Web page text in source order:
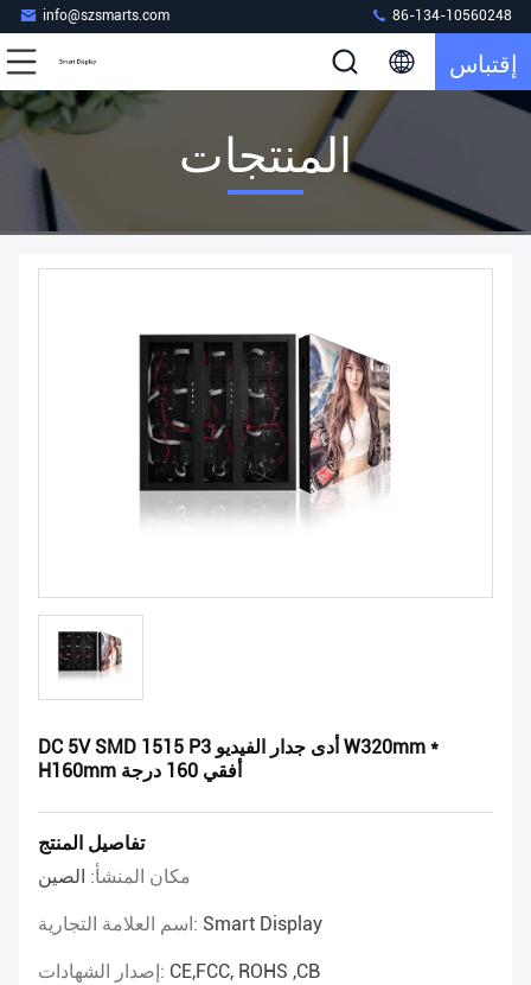
info@szsmarts.com 86-134-10560248
إقتباس
المنتجات
DC 5V SMD 1515 P3 أدى جدار الفيديو W320mm *
H160mm أفقي 160 درجة
تفاصيل المنتج
مكان المنشأ: الصين
اسم العلامة التجارية: Smart Display
إصدار الشهادات: CE,FCC, ROHS ,CB